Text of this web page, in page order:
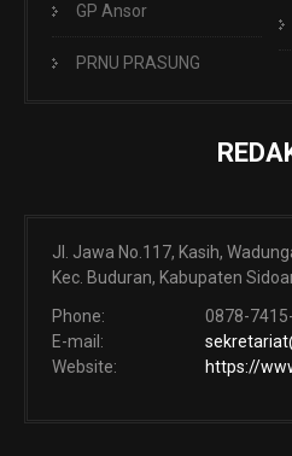
GP Ansor
PRNU PRASUNG
Jl. Jawa No.117, Kasih,
Kec. Buduran, Kabupaten
Phone:
0878-
E-mail:
Website:
https://